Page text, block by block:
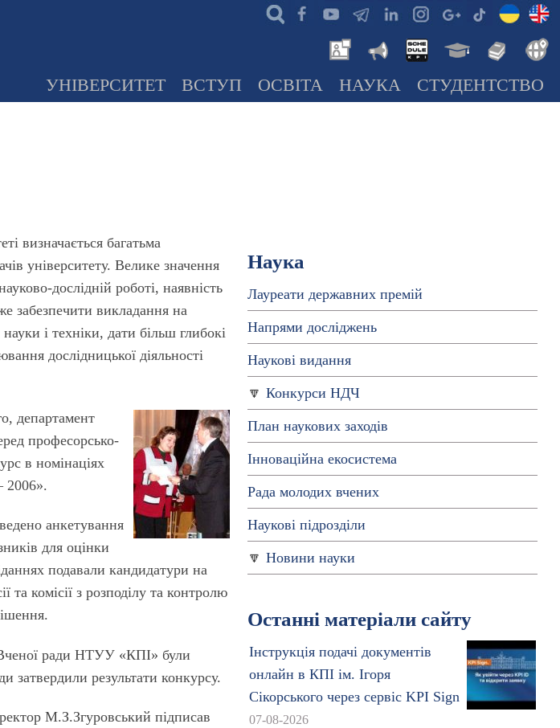
УНІВЕРСИТЕТ ВСТУП ОСВІТА НАУКА СТУДЕНТСТВО
визначається багатьма
університету. Велике значення
дослідній роботі, наявність
забезпечити викладання на
і техніки, дати більш глибокі
дослідницької діяльності
департамент
професорсько-
в номінаціях
2006».
анкетування
для оцінки
подавали кандидатури на
та комісії з розподілу та контролю
Вченої ради НТУУ «КПІ» були
затвердили результати конкурсу.
М.З.Згуровський підписав
Наука
Лауреати державних премій
Напрями досліджень
Наукові видання
Конкурси НДЧ
План наукових заходів
Інноваційна екосистема
Рада молодих вчених
Наукові підрозділи
Новини науки
Останні матеріали сайту
Інструкція подачі документів
онлайн в КПІ ім. Ігоря
Сікорського через сервіс KPI Sign
07-08-2026